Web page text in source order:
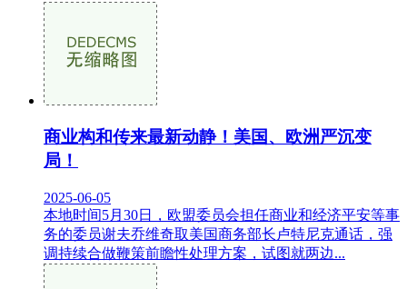
商业构和传来最新动静！美国、欧洲严沉变
局！
2025-06-05
本地时间5月30日，欧盟委员会担任商业和经济平安等事
务的委员谢夫乔维奇取美国商务部长卢特尼克通话，强
调持续合做鞭策前瞻性处理方案，试图就两边...